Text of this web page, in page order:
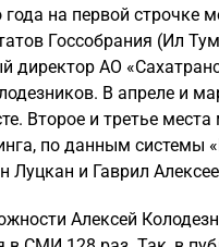
года на первой строчке
Госсобрания (Ил
директор АО
В апреле и
Второе и третье места
по данным системы
Луцкан и Гаврил
Алексей